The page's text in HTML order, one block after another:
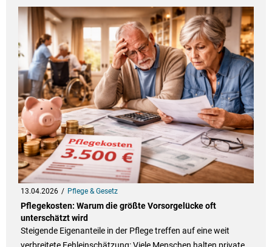
13.04.2026 Pflege & Gesetz
Pflegekosten: Warum die größte Vorsorgelücke oft
unterschätzt wird
Steigende Eigenanteile in der Pflege treffen auf eine weit